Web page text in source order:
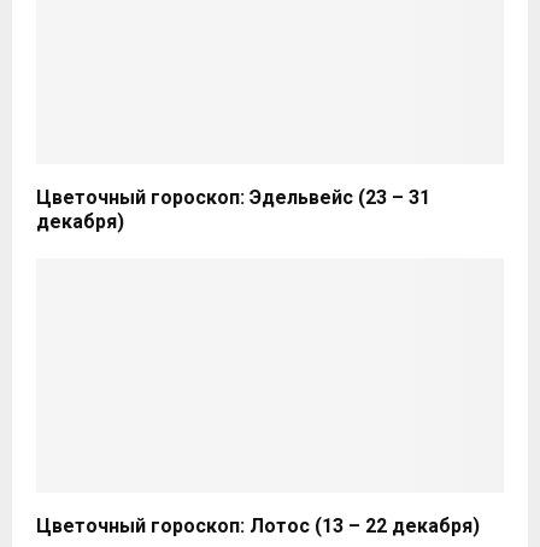
Цветочный гороскоп: Эдельвейс (23 – 31
декабря)
Цветочный гороскоп: Лотос (13 – 22 декабря)